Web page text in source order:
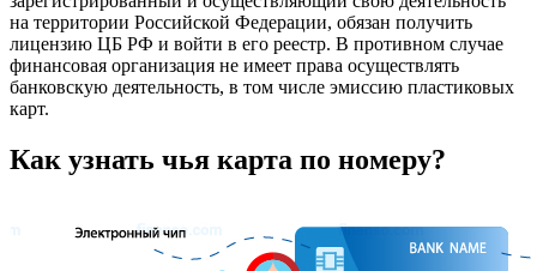
на территории Российской Федерации, обязан получить
лицензию ЦБ РФ и войти в его реестр. В противном случае
финансовая организация не имеет права осуществлять
банковскую деятельность, в том числе эмиссию пластиковых
карт.
Как узнать чья карта по номеру?